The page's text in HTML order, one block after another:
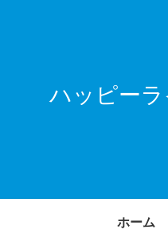
ハッピー
ホーム